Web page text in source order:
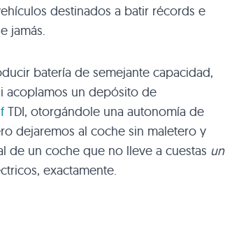
destinados a batir récords e
jamás.
batería de semejante capacidad,
acoplamos un depósito de
TDI, otorgándole una autonomía de
dejaremos al coche sin maletero y
de un coche que no lleve a cuestas un
exactamente.